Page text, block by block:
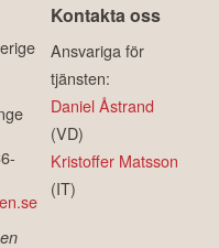
Kontakta oss
Ansvariga för
tjänsten:
Daniel Åstrand
(VD)
Kristoffer Matsson
(IT)